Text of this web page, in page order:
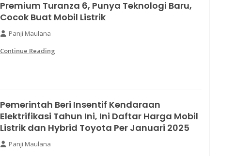
Premium Turanza 6, Punya Teknologi Baru,
Cocok Buat Mobil Listrik
Panji Maulana
Continue Reading
Pemerintah Beri Insentif Kendaraan
Elektrifikasi Tahun Ini, Ini Daftar Harga Mobil
Listrik dan Hybrid Toyota Per Januari 2025
Panji Maulana